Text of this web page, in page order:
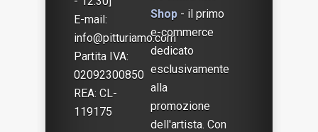
E-mail:
info@pitturiamo.com
Partita IVA:
02092300850
REA: CL-
119175
Shop - il primo
e-commerce
dedicato
esclusivamente
alla
promozione
dell'artista. Con